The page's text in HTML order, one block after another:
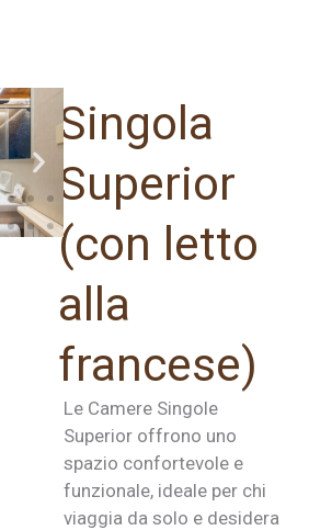
Singola
Superior
(con letto
alla
francese)
Le Camere Singole
Superior offrono uno
spazio confortevole e
funzionale, ideale per chi
viaggia da solo e desidera